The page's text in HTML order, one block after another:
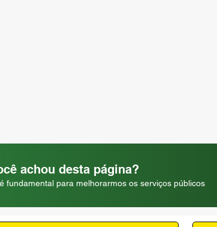
achou desta página?
fundamental para melhorarmos os serviços públicos